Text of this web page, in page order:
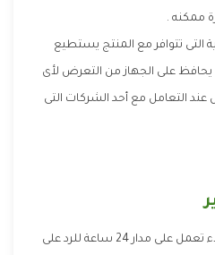
ممكنه .
التى تتوافر مع المنتج يستطيع
يحافظ على الجهاز من التعرض لأى
التعامل مع أحد الشركات التى
أحصل الان على أحسن خدمة عملاء تعمل على مدار 24 ساعة للرد على